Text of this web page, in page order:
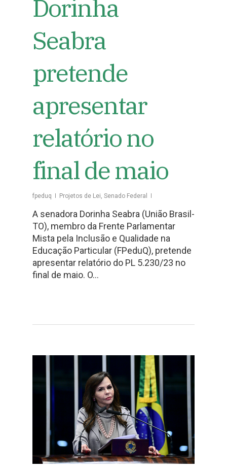
Dorinha
Seabra
pretende
apresentar
relatório no
final de maio
fpeduq Projetos de Lei, Senado Federal
A senadora Dorinha Seabra (União Brasil-
TO), membro da Frente Parlamentar
Mista pela Inclusão e Qualidade na
Educação Particular (FPeduQ), pretende
apresentar relatório do PL 5.230/23 no
final de maio. O…